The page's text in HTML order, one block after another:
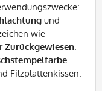
und
wie
Zurückgewiesen.
Filzplattenkissen.